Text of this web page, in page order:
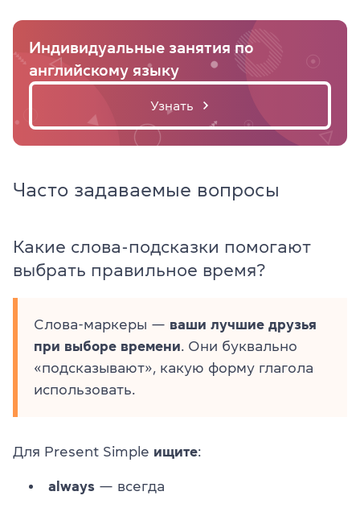
Индивидуальные занятия по
английскому языку
Узнать
Часто задаваемые вопросы
Какие слова-подсказки помогают
выбрать правильное время?
Слова-маркеры — ваши лучшие друзья
при выборе времени . Они буквально
«подсказывают», какую форму глагола
использовать.
Для Present Simple ищите:
always — всегда